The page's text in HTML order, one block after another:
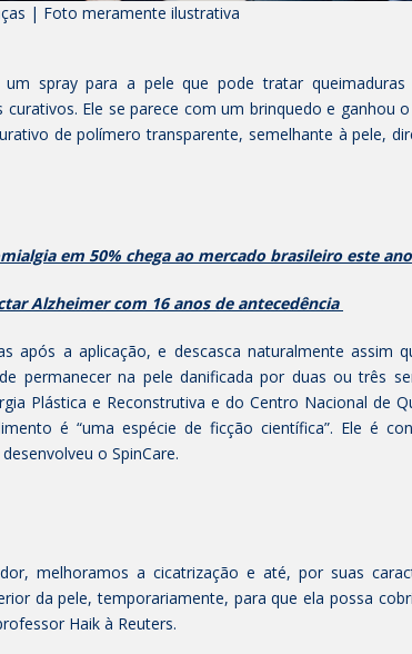
| Foto meramente ilustrativa
um spray para a pele que pode tratar queimaduras
Ele se parece com um brinquedo e ganhou
de polímero transparente, semelhante à pele,
em 50% chega ao mercado brasileiro este ano
Alzheimer com 16 anos de antecedência
após a aplicação, e descasca naturalmente assim
permanecer na pele danificada por duas ou três
Plástica e Reconstrutiva e do Centro Nacional de
é “uma espécie de ficção científica”. Ele é
o SpinCare.
melhoramos a cicatrização e até, por suas
da pele, temporariamente, para que ela possa
Haik à Reuters.